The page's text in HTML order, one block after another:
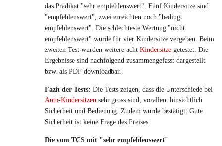
das Prädikat "sehr empfehlenswert". Fünf Kindersitze sind
"empfehlenswert", zwei erreichten noch "bedingt
empfehlenswert". Die schlechteste Wertung "nicht
empfehlenswert" wurde für vier Kindersitze vergeben. Beim
zweiten Test wurden weitere acht Kindersitze getestet. Die
Ergebnisse sind nachfolgend zusammengefasst dargestellt
bzw. als PDF downloadbar.
Fazit der Tests: Die Tests zeigen, dass die Unterschiede bei
Auto-Kindersitzen sehr gross sind, vorallem hinsichtlich
Sicherheit und Bedienung. Zudem wurde bestätigt: Gute
Sicherheit ist keine Frage des Preises.
Die vom TCS mit "sehr empfehlenswert"